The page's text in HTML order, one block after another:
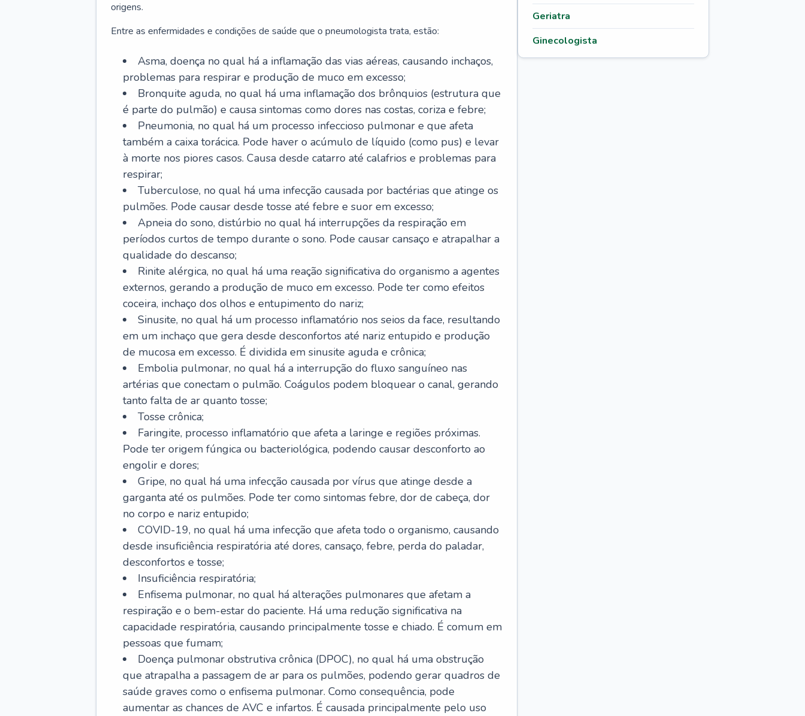
origens.
Entre as enfermidades e condições de saúde que o pneumologista trata, estão:
Asma, doença no qual há a inflamação das vias aéreas, causando inchaços,
problemas para respirar e produção de muco em excesso;
Bronquite aguda, no qual há uma inflamação dos brônquios (estrutura que
é parte do pulmão) e causa sintomas como dores nas costas, coriza e febre;
Pneumonia, no qual há um processo infeccioso pulmonar e que afeta
também a caixa torácica. Pode haver o acúmulo de líquido (como pus) e levar
à morte nos piores casos. Causa desde catarro até calafrios e problemas para
respirar;
Tuberculose, no qual há uma infecção causada por bactérias que atinge os
pulmões. Pode causar desde tosse até febre e suor em excesso;
Apneia do sono, distúrbio no qual há interrupções da respiração em
períodos curtos de tempo durante o sono. Pode causar cansaço e atrapalhar a
qualidade do descanso;
Rinite alérgica, no qual há uma reação significativa do organismo a agentes
externos, gerando a produção de muco em excesso. Pode ter como efeitos
coceira, inchaço dos olhos e entupimento do nariz;
Sinusite, no qual há um processo inflamatório nos seios da face, resultando
em um inchaço que gera desde desconfortos até nariz entupido e produção
de mucosa em excesso. É dividida em sinusite aguda e crônica;
Embolia pulmonar, no qual há a interrupção do fluxo sanguíneo nas
artérias que conectam o pulmão. Coágulos podem bloquear o canal, gerando
tanto falta de ar quanto tosse;
Tosse crônica;
Faringite, processo inflamatório que afeta a laringe e regiões próximas.
Pode ter origem fúngica ou bacteriológica, podendo causar desconforto ao
engolir e dores;
Gripe, no qual há uma infecção causada por vírus que atinge desde a
garganta até os pulmões. Pode ter como sintomas febre, dor de cabeça, dor
no corpo e nariz entupido;
COVID-19, no qual há uma infecção que afeta todo o organismo, causando
desde insuficiência respiratória até dores, cansaço, febre, perda do paladar,
desconfortos e tosse;
Insuficiência respiratória;
Enfisema pulmonar, no qual há alterações pulmonares que afetam a
respiração e o bem-estar do paciente. Há uma redução significativa na
capacidade respiratória, causando principalmente tosse e chiado. É comum em
pessoas que fumam;
Doença pulmonar obstrutiva crônica (DPOC), no qual há uma obstrução
que atrapalha a passagem de ar para os pulmões, podendo gerar quadros de
saúde graves como o enfisema pulmonar. Como consequência, pode
aumentar as chances de AVC e infartos. É causada principalmente pelo uso
Geriatra
Ginecologista